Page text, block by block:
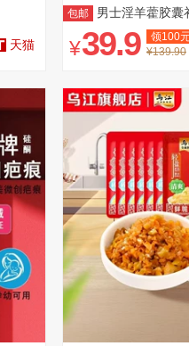
天猫
包邮 男士淫羊藿胶囊
¥39.9 领100
¥139.90